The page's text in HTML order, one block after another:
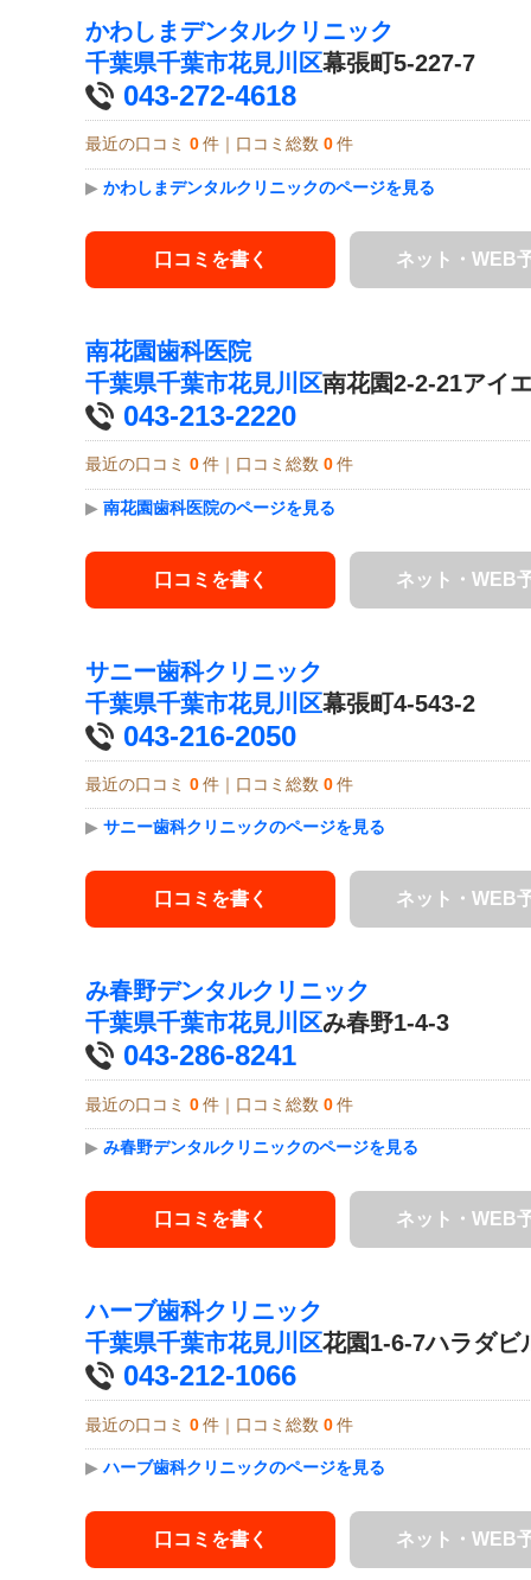
かわしまデンタルクリニック
千葉県千葉市花見川区幕張町5-227-7
043-272-4618
最近の口コミ 0 件｜口コミ総数 0 件
▶ かわしまデンタルクリニックのページを見る
口コミを書く ネット・WEB
南花園歯科医院
千葉県千葉市花見川区南花園2-2-21アイ
043-213-2220
最近の口コミ 0 件｜口コミ総数 0 件
▶ 南花園歯科医院のページを見る
口コミを書く ネット・WEB
サニー歯科クリニック
千葉県千葉市花見川区幕張町4-543-2
043-216-2050
最近の口コミ 0 件｜口コミ総数 0 件
▶ サニー歯科クリニックのページを見る
口コミを書く ネット・WEB
み春野デンタルクリニック
千葉県千葉市花見川区み春野1-4-3
043-286-8241
最近の口コミ 0 件｜口コミ総数 0 件
▶ み春野デンタルクリニックのページを見る
口コミを書く ネット・WEB
ハーブ歯科クリニック
千葉県千葉市花見川区花園1-6-7ハラダビ
043-212-1066
最近の口コミ 0 件｜口コミ総数 0 件
▶ ハーブ歯科クリニックのページを見る
口コミを書く ネット・WEB